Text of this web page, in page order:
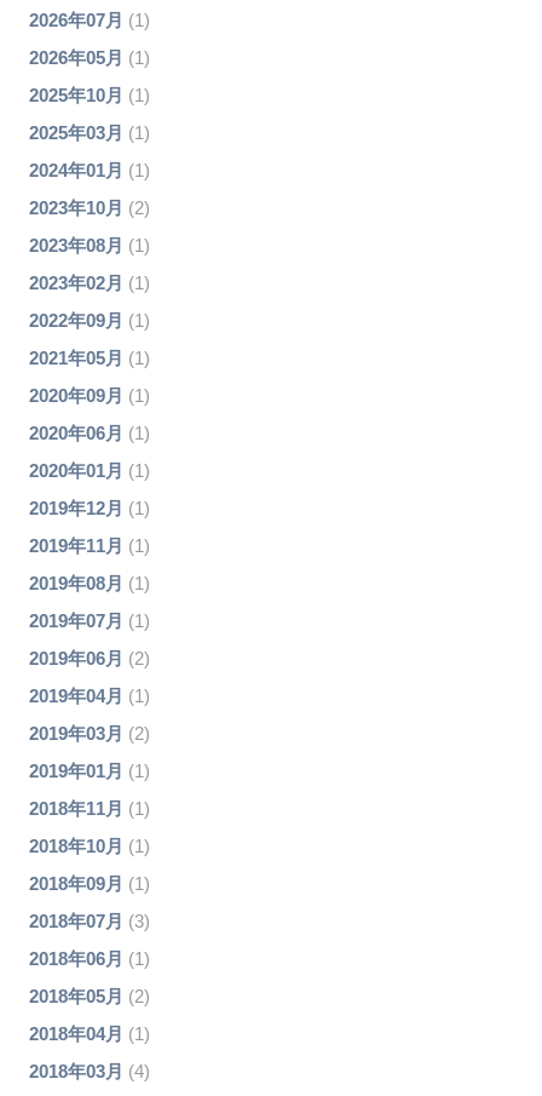
2026年07月 (1)
2026年05月 (1)
2025年10月 (1)
2025年03月 (1)
2024年01月 (1)
2023年10月 (2)
2023年08月 (1)
2023年02月 (1)
2022年09月 (1)
2021年05月 (1)
2020年09月 (1)
2020年06月 (1)
2020年01月 (1)
2019年12月 (1)
2019年11月 (1)
2019年08月 (1)
2019年07月 (1)
2019年06月 (2)
2019年04月 (1)
2019年03月 (2)
2019年01月 (1)
2018年11月 (1)
2018年10月 (1)
2018年09月 (1)
2018年07月 (3)
2018年06月 (1)
2018年05月 (2)
2018年04月 (1)
2018年03月 (4)